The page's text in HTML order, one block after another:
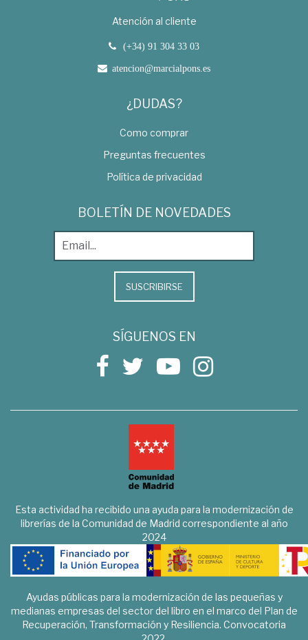
Atención al cliente
(+34) 91 304 33 03
atencion@marcialpons.es
¿DUDAS?
Como comprar
Preguntas frecuentes
Política de privacidad
BOLETÍN DE NOVEDADES
SUSCRIBIRSE
SÍGUENOS EN
Esta actividad ha recibido una ayuda para la modernización de
librerías de la Comunidad de Madrid correspondiente al año
2024
Ayudas públicas para la modernización de las pequeñas y
medianas empresas del sector del libro en el marco del Plan de
Recuperación, Transformación y Resiliencia. Convocatoria